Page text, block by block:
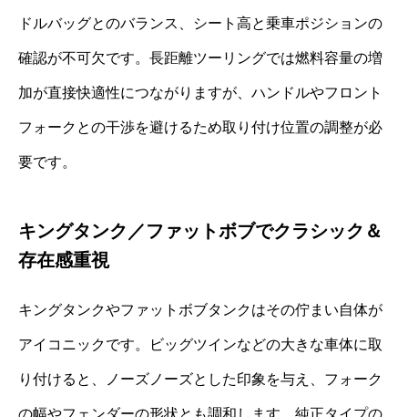
ドルバッグとのバランス、シート高と乗車ポジションの
確認が不可欠です。長距離ツーリングでは燃料容量の増
加が直接快適性につながりますが、ハンドルやフロント
フォークとの干渉を避けるため取り付け位置の調整が必
要です。
キングタンク／ファットボブでクラシック＆
存在感重視
キングタンクやファットボブタンクはその佇まい自体が
アイコニックです。ビッグツインなどの大きな車体に取
り付けると、ノーズノーズとした印象を与え、フォーク